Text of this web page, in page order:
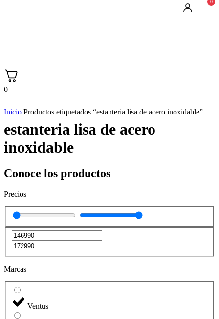
0
0
Inicio Productos etiquetados “estanteria lisa de acero inoxidable”
estanteria lisa de acero
inoxidable
Conoce los productos
Precios
Marcas
Ventus